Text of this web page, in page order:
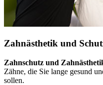
Zahnästhetik und
Zahnschutz und
Zähne, die Sie lange gesund
sollen.